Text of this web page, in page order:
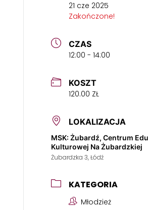
21 cze 2025
Zakończone!
CZAS
12:00 - 14:00
KOSZT
120.00 ZŁ
LOKALIZACJA
MSK: Żubardź, Centrum
Kulturowej Na Żubardzkiej
Żubardzka 3, Łódź
KATEGORIA
Młodzież